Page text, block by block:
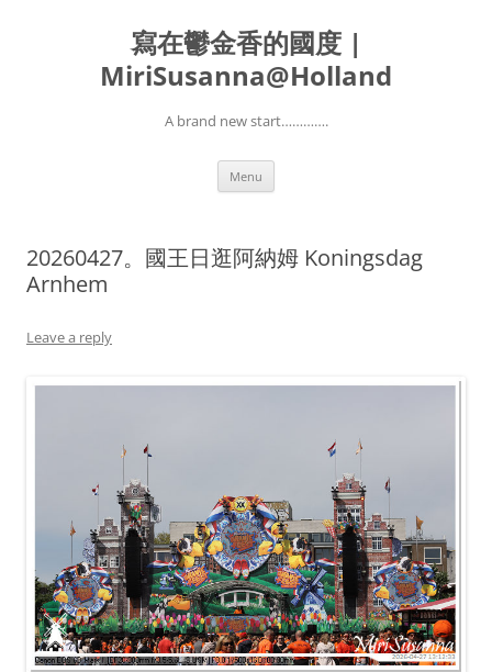
寫在鬱金香的國度 |
MiriSusanna@Holland
A brand new start………….
Menu
20260427。國王日逛阿納姆 Koningsdag
Arnhem
Leave a reply